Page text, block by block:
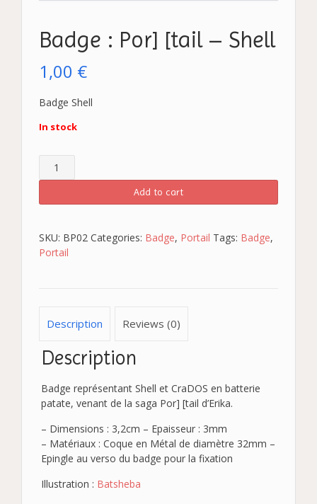
Badge : Por] [tail – Shell
1,00 €
Badge Shell
In stock
Quantity
Add to cart
SKU: BP02 Categories: Badge, Portail Tags: Badge,
Portail
Description Reviews (0)
Description
Badge représentant Shell et CraDOS en batterie
patate, venant de la saga Por] [tail d’Erika.
– Dimensions : 3,2cm – Epaisseur : 3mm
– Matériaux : Coque en Métal de diamètre 32mm –
Epingle au verso du badge pour la fixation
Illustration : Batsheba